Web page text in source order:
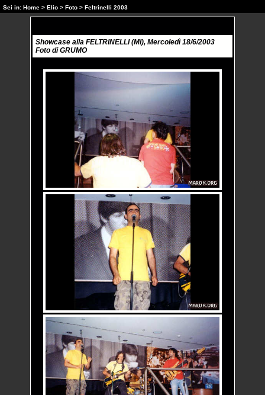
Sei in: Home > Elio > Foto > Feltrinelli 2003
Showcase alla FELTRINELLI (MI), Mercoledì 18/6/2003
Foto di GRUMO